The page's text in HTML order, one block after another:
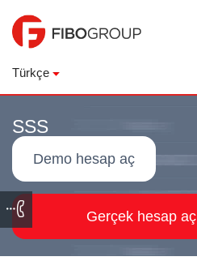
Türkçe
SSS
Demo hesap aç
Gerçek hesap aç